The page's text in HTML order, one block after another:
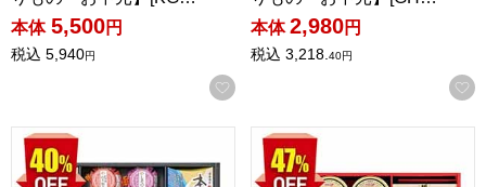
本体 5,500円
税込 5,940円
お気に入りに登録する
本体 2,980円
税込 3,218.40円
磯じまん＆マルトモバラエティギフト【夏の贈りもの・お中
紅ずわいがに＆海苔＆そぼ